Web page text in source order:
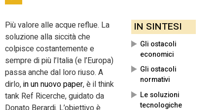
IN SINTESI
Gli ostacoli
economici
Gli ostacoli
normativi
Le soluzioni
tecnologiche
Più valore alle acque reflue. La
soluzione alla siccità che
colpisce costantemente e
sempre di più l’Italia (e l’Europa)
passa anche dal loro riuso. A
dirlo,in un nuovo paper, è il think
tank Ref Ricerche, guidato da